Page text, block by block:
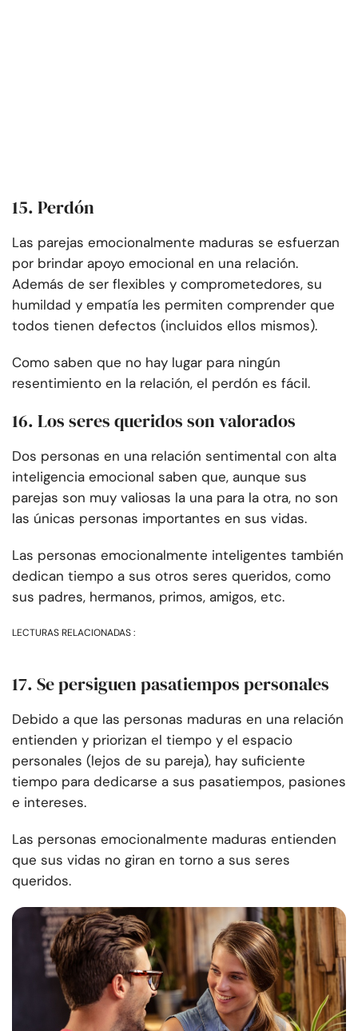
15. Perdón
Las parejas emocionalmente maduras se esfuerzan
por brindar apoyo emocional en una relación.
Además de ser flexibles y comprometedores, su
humildad y empatía les permiten comprender que
todos tienen defectos (incluidos ellos mismos).
Como saben que no hay lugar para ningún
resentimiento en la relación, el perdón es fácil.
16. Los seres queridos son valorados
Dos personas en una relación sentimental con alta
inteligencia emocional saben que, aunque sus
parejas son muy valiosas la una para la otra, no son
las únicas personas importantes en sus vidas.
Las personas emocionalmente inteligentes también
dedican tiempo a sus otros seres queridos, como
sus padres, hermanos, primos, amigos, etc.
LECTURAS RELACIONADAS :
17. Se persiguen pasatiempos personales
Debido a que las personas maduras en una relación
entienden y priorizan el tiempo y el espacio
personales (lejos de su pareja), hay suficiente
tiempo para dedicarse a sus pasatiempos, pasiones
e intereses.
Las personas emocionalmente maduras entienden
que sus vidas no giran en torno a sus seres
queridos.